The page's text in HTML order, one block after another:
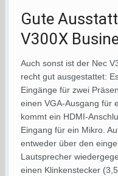
Gute
V300X
Auch sonst ist der Nec
recht gut ausgestattet:
Eingänge für zwei
einen VGA-Ausgang für
kommt ein HDMI-
Eingang für ein Mikro.
entweder über den
Lautsprecher
einen Klinkenstecker